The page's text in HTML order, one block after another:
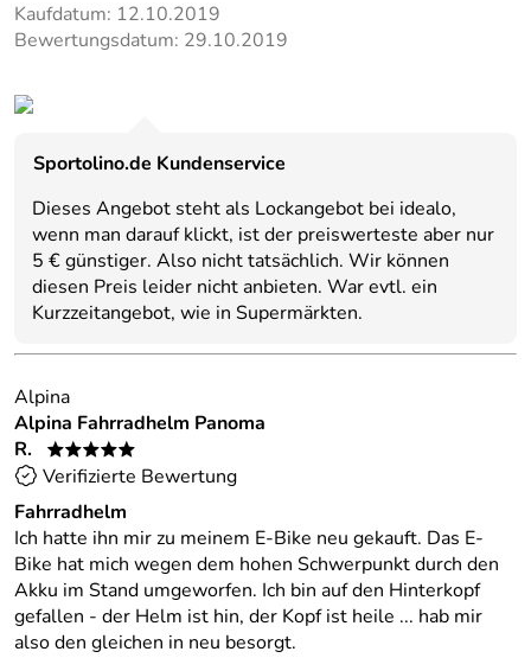
Kaufdatum: 12.10.2019
Bewertungsdatum: 29.10.2019
Sportolino.de Kundenservice
Dieses Angebot steht als Lockangebot bei idealo,
wenn man darauf klickt, ist der preiswerteste aber nur
5 € günstiger. Also nicht tatsächlich. Wir können
diesen Preis leider nicht anbieten. War evtl. ein
Kurzzeitangebot, wie in Supermärkten.
Alpina
Alpina Fahrradhelm Panoma
R.
*****
Verifizierte Bewertung
Fahrradhelm
Ich hatte ihn mir zu meinem E-Bike neu gekauft. Das E-
Bike hat mich wegen dem hohen Schwerpunkt durch den
Akku im Stand umgeworfen. Ich bin auf den Hinterkopf
gefallen - der Helm ist hin, der Kopf ist heile ... hab mir
also den gleichen in neu besorgt.